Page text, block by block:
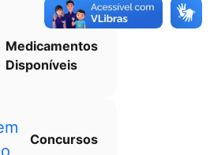
Medicamentos
Disponíveis
Concursos